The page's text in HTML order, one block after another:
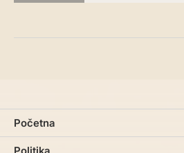
Početna